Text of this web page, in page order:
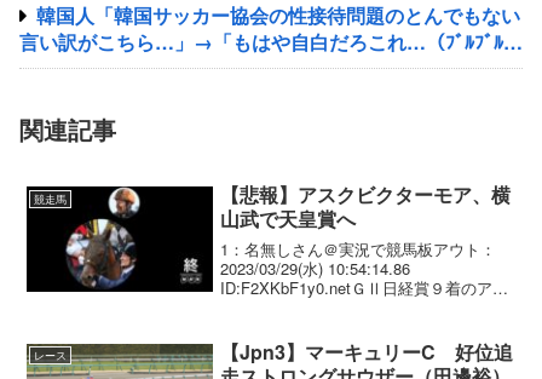
韓国人「韓国サッカー協会の性接待問題のとんでもない
言い訳がこちら…」→「もはや自白だろこれ…（ﾌﾞﾙﾌﾞﾙ」
＝韓国の反応
関連記事
競走馬
【悲報】アスクビクターモア、横
山武で天皇賞へ
1：名無しさん＠実況で競馬板アウト：
2023/03/29(水) 10:54:14.86
ID:F2XKbF1y0.netＧⅡ日経賞９着のアス
賞・春（４月３０日＝京都芝外...
レース
【Jpn3】マーキュリーC 好位追